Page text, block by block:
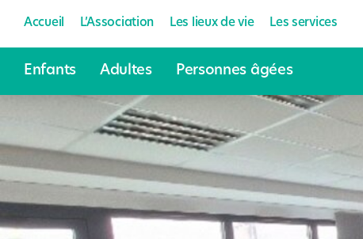
Accueil L’Association Les lieux de vie Les services
Enfants Adultes Personnes âgées